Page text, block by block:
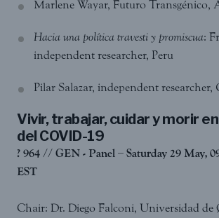
Marlene Wayar, Futuro Transgénico,
Hacia una política travesti y promiscua:
independent researcher, Peru
Pilar Salazar, independent researcher,
Vivir, trabajar, cuidar y morir
del COVID-19
? 964 // GEN - Panel – Saturday 29 May,
EST
Chair: Dr. Diego Falconi, Universidad